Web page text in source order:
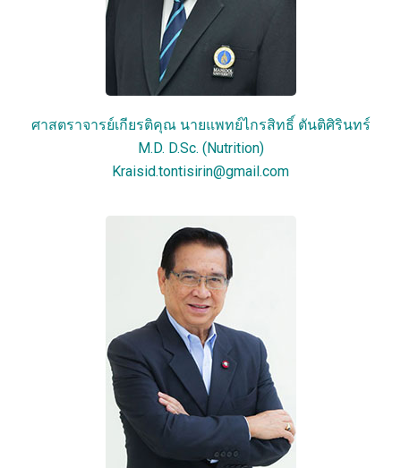
ศาสตราจารย์เกียรติคุณ นายแพทย์ไกรสิทธิ์ ตันติศิรินทร์
M.D. D.Sc. (Nutrition)
Kraisid.tontisirin@gmail.com